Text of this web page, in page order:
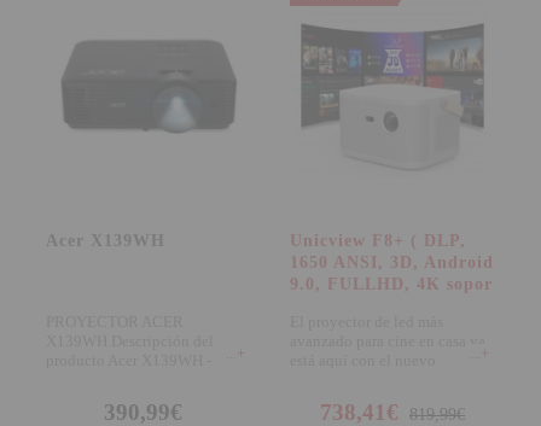
Acer X139WH
+
390,99€
Unicview F8+ ( DLP,
1650 ANSI, 3D, Android
9.0, FULLHD, 4K sopor
+
738,41€ 819,99€